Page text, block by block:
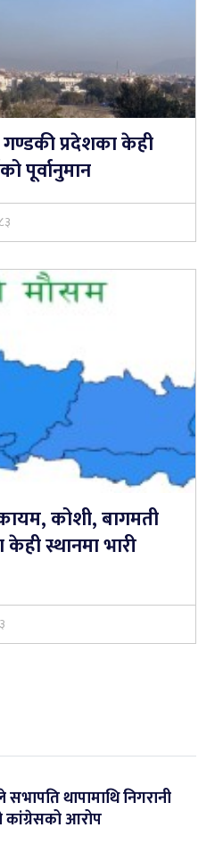
प्रदेशका केही
पूर्वानुमान
कोशी, बागमती
स्थानमा भारी
थापामाथि निगरानी
कांग्रेसको आरोप